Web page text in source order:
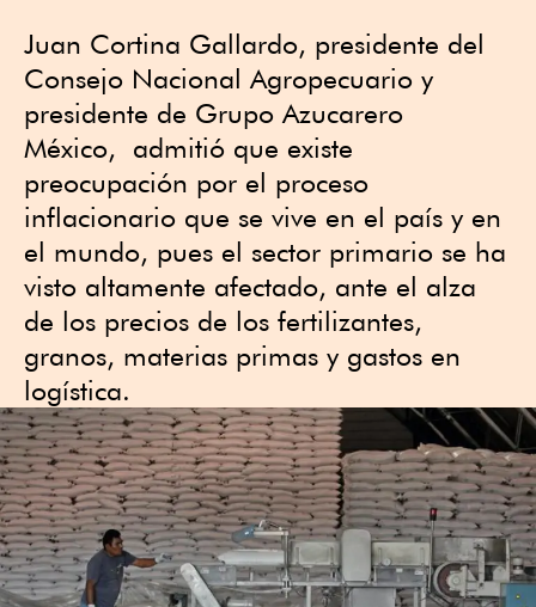
Juan Cortina Gallardo, presidente del
Consejo Nacional Agropecuario y
presidente de Grupo Azucarero
México, admitió que existe
preocupación por el proceso
inflacionario que se vive en el país y en
el mundo, pues el sector primario se ha
visto altamente afectado, ante el alza
de los precios de los fertilizantes,
granos, materias primas y gastos en
logística.